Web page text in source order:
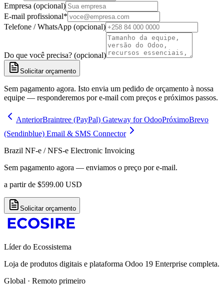
Empresa (opcional)
E-mail profissional*
Telefone / WhatsApp (opcional)
Do que você precisa? (opcional)
Solicitar orçamento
Sem pagamento agora. Isto envia um pedido de orçamento à nossa
equipe — responderemos por e-mail com preços e próximos passos.
AnteriorBraintree (PayPal) Gateway for OdooPróximoBrevo
(Sendinblue) Email & SMS Connector
Brazil NF-e / NFS-e Electronic Invoicing
Sem pagamento agora — enviamos o preço por e-mail.
a partir de $599.00 USD
Solicitar orçamento
Líder do Ecossistema
Loja de produtos digitais e plataforma Odoo 19 Enterprise completa.
Global · Remoto primeiro